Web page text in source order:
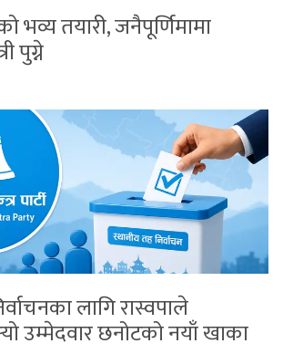
भव्य तयारी, जनैपूर्णिमामा
पुग्ने
लागि रास्वपाले
उम्मेदवार छनोटको नयाँ खाका